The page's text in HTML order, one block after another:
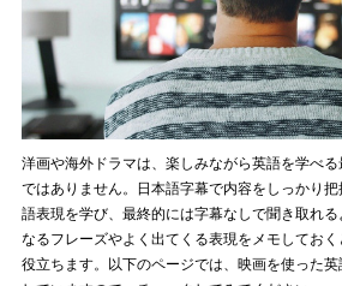
洋画や海外ドラマは、楽しみながら英語を学べ
ではありません。日本語字幕で内容をしっかり
語表現を学び、最終的には字幕なしで聞き取れ
なるフレーズやよく出てくる表現をメモしてお
役立ちます。以下のページでは、映画を使った